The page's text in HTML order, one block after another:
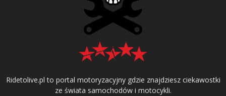
Ridetolive.pl to portal motoryzacyjny gdzie znajdziesz ciekawostki
ze świata samochodów i motocykli.